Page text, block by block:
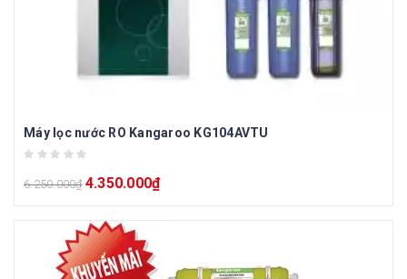
Máy lọc nước RO Kangaroo KG104AVTU
6.250.000₫ 4.350.000₫